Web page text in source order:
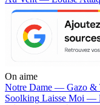
On aime
Notre Dame — Gazo &
Soolking Laisse Moi —